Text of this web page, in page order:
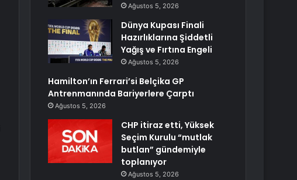
Ağustos 5, 2026
Dünya Kupası Finali
Hazırlıklarına Şiddetli
Yağış ve Fırtına Engeli
Ağustos 5, 2026
Hamilton’ın Ferrari’si Belçika GP
Antrenmanında Bariyerlere Çarptı
Ağustos 5, 2026
CHP itiraz etti, Yüksek
Seçim Kurulu “mutlak
butlan” gündemiyle
toplanıyor
Ağustos 5, 2026